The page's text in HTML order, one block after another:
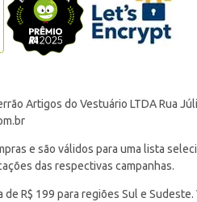
Artigos do Vestuário LTDA Rua
e são válidos para uma lista
das respectivas campanhas.
de R$ 199 para regiões Sul e